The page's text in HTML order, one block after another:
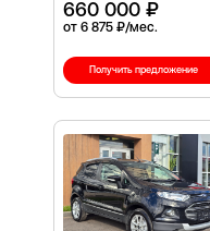
660 000 ₽
от 6 875 ₽/мес.
Получить предложение